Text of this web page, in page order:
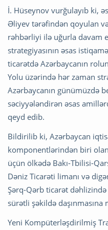
İ. Hüseynov vurğulayıb ki,
Əliyev tərəfindən qoyulan
rəhbərliyi ilə uğurla davam
strategiyasının əsas
ticarətdə Azərbaycanın
Yolu üzərində hər zaman
Azərbaycanın günümüzdə
səciyyələndirən əsas
qeyd edib.
Bildirilib ki, Azərbaycan
komponentlərindən biri
üçün ölkədə Bakı-Tbilisi-
Dəniz Ticarəti limanı və
Şərq-Qərb ticarət
sürətli şəkildə
Yeni Kompüterləşdirilmiş